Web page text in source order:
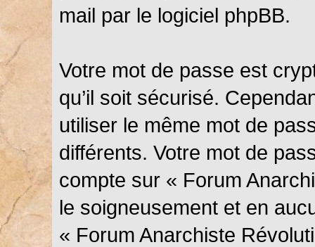
mail par le logiciel phpBB.
Votre mot de passe est
qu’il soit sécurisé.
utiliser le même mot de
différents. Votre mot de
compte sur « Forum
le soigneusement et en
« Forum Anarchiste